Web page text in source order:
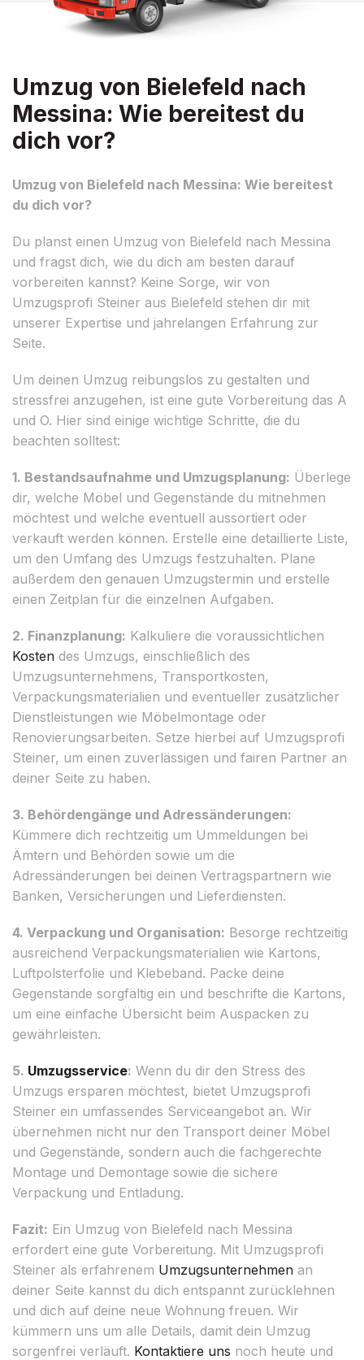
Umzug von Bielefeld nach
Messina: Wie bereitest du
dich vor?
Umzug von Bielefeld nach Messina: Wie bereitest
du dich vor?
Du planst einen Umzug von Bielefeld nach Messina
und fragst dich, wie du dich am besten darauf
vorbereiten kannst? Keine Sorge, wir von
Umzugsprofi Steiner aus Bielefeld stehen dir mit
unserer Expertise und jahrelangen Erfahrung zur
Seite.
Um deinen Umzug reibungslos zu gestalten und
stressfrei anzugehen, ist eine gute Vorbereitung das A
und O. Hier sind einige wichtige Schritte, die du
beachten solltest:
1. Bestandsaufnahme und Umzugsplanung: Überlege
dir, welche Möbel und Gegenstände du mitnehmen
möchtest und welche eventuell aussortiert oder
verkauft werden können. Erstelle eine detaillierte Liste,
um den Umfang des Umzugs festzuhalten. Plane
außerdem den genauen Umzugstermin und erstelle
einen Zeitplan für die einzelnen Aufgaben.
2. Finanzplanung: Kalkuliere die voraussichtlichen
Kosten des Umzugs, einschließlich des
Umzugsunternehmens, Transportkosten,
Verpackungsmaterialien und eventueller zusätzlicher
Dienstleistungen wie Möbelmontage oder
Renovierungsarbeiten. Setze hierbei auf Umzugsprofi
Steiner, um einen zuverlässigen und fairen Partner an
deiner Seite zu haben.
3. Behördengänge und Adressänderungen:
Kümmere dich rechtzeitig um Ummeldungen bei
Ämtern und Behörden sowie um die
Adressänderungen bei deinen Vertragspartnern wie
Banken, Versicherungen und Lieferdiensten.
4. Verpackung und Organisation: Besorge rechtzeitig
ausreichend Verpackungsmaterialien wie Kartons,
Luftpolsterfolie und Klebeband. Packe deine
Gegenstände sorgfältig ein und beschrifte die Kartons,
um eine einfache Übersicht beim Auspacken zu
gewährleisten.
5. Umzugsservice: Wenn du dir den Stress des
Umzugs ersparen möchtest, bietet Umzugsprofi
Steiner ein umfassendes Serviceangebot an. Wir
übernehmen nicht nur den Transport deiner Möbel
und Gegenstände, sondern auch die fachgerechte
Montage und Demontage sowie die sichere
Verpackung und Entladung.
Fazit: Ein Umzug von Bielefeld nach Messina
erfordert eine gute Vorbereitung. Mit Umzugsprofi
Steiner als erfahrenem Umzugsunternehmen an
deiner Seite kannst du dich entspannt zurücklehnen
und dich auf deine neue Wohnung freuen. Wir
kümmern uns um alle Details, damit dein Umzug
sorgenfrei verläuft. Kontaktiere uns noch heute und